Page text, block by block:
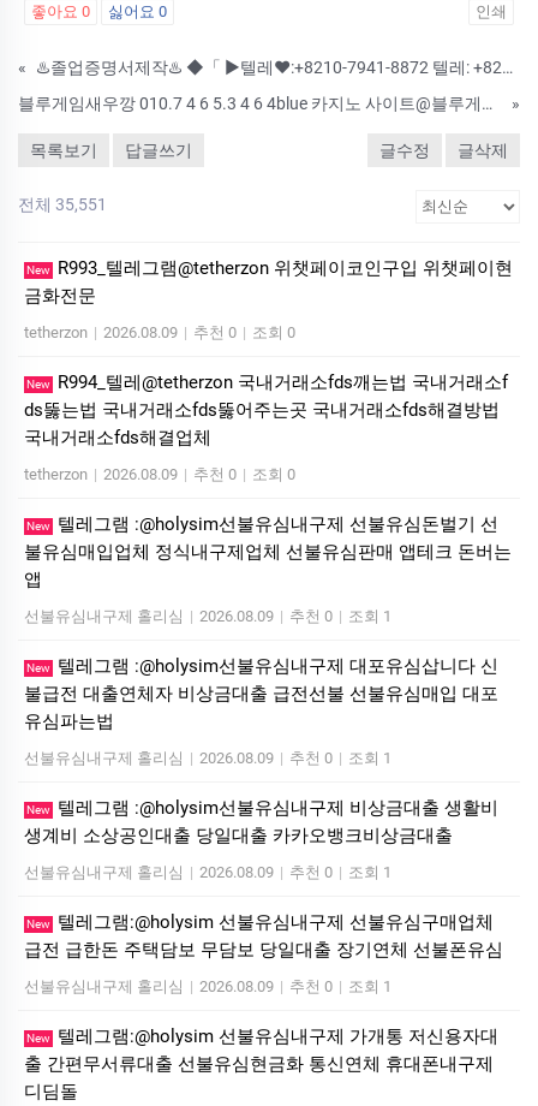
좋아요 0 싫어요 0 인쇄
«
♨️졸업증명서제작♨️ ◆「 ▶텔레♥:+8210-7941-8872 텔레: +8210-8069-3799」◆ ♨️#기능사대리시험 #학위증명서위조업체 #주민등록증제작 #문서위조 #서류위조♨️ #영수증위조 #경력증명서위조 #국제운전면
블루게임새우깡 010.7 4 6 5.3 4 6 4blue 카지노 사이트@블루게임@블루바둑이게임총판
»
목록보기 답글쓰기 글수정 글삭제
전체 35,551
New
R993_텔레그램@tetherzon 위챗페이코인구입 위챗페이현
금화전문
tetherzon | 2026.08.09 | 추천 0 | 조회 0
New
R994_텔레@tetherzon 국내거래소fds깨는법 국내거래소f
ds뚫는법 국내거래소fds뚫어주는곳 국내거래소fds해결방법
국내거래소fds해결업체
tetherzon | 2026.08.09 | 추천 0 | 조회 0
New
텔레그램 :@holysim선불유심내구제 선불유심돈벌기 선
불유심매입업체 정식내구제업체 선불유심판매 앱테크 돈버는
앱
선불유심내구제 홀리심 | 2026.08.09 | 추천 0 | 조회 1
New
텔레그램 :@holysim선불유심내구제 대포유심삽니다 신
불급전 대출연체자 비상금대출 급전선불 선불유심매입 대포
유심파는법
선불유심내구제 홀리심 | 2026.08.09 | 추천 0 | 조회 1
New
텔레그램 :@holysim선불유심내구제 비상금대출 생활비
생계비 소상공인대출 당일대출 카카오뱅크비상금대출
선불유심내구제 홀리심 | 2026.08.09 | 추천 0 | 조회 1
New
텔레그램:@holysim 선불유심내구제 선불유심구매업체
급전 급한돈 주택담보 무담보 당일대출 장기연체 선불폰유심
선불유심내구제 홀리심 | 2026.08.09 | 추천 0 | 조회 1
New
텔레그램:@holysim 선불유심내구제 가개통 저신용자대
출 간편무서류대출 선불유심현금화 통신연체 휴대폰내구제
디딤돌